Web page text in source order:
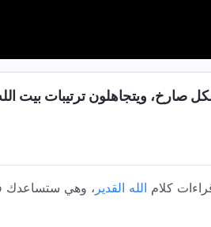
صارخ، ويتجاهلون ترتيبات بيت
كلام الله القدير ، وهي ستساعدك